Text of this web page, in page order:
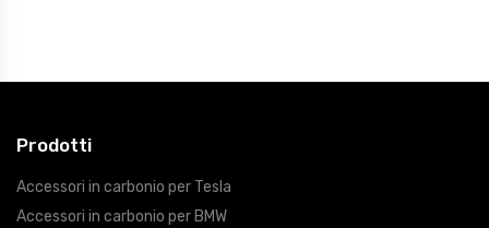
Prodotti
Accessori in carbonio per Tesla
Accessori in carbonio per BMW